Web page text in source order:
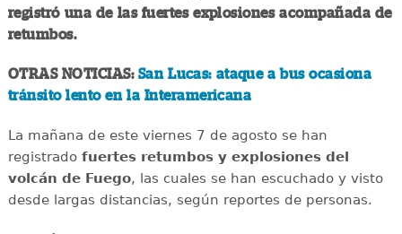
registró una de las fuertes explosiones acompañada de
retumbos.
OTRAS NOTICIAS: San Lucas: ataque a bus ocasiona
tránsito lento en la Interamericana
La mañana de este viernes 7 de agosto se han
registrado fuertes retumbos y explosiones del
volcán de Fuego, las cuales se han escuchado y visto
desde largas distancias, según reportes de personas.